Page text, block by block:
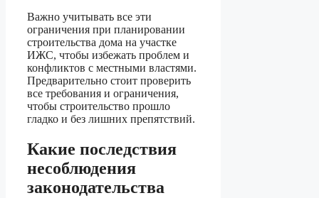
Важно учитывать все эти
ограничения при планировании
строительства дома на участке
ИЖС, чтобы избежать проблем и
конфликтов с местными властями.
Предварительно стоит проверить
все требования и ограничения,
чтобы строительство прошло
гладко и без лишних препятствий.
Какие последствия
несоблюдения
законодательства